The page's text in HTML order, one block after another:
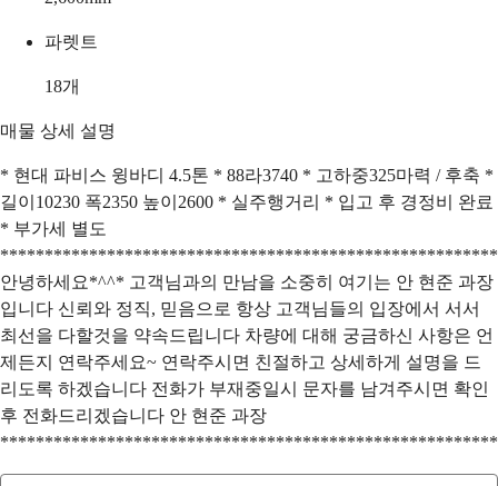
파렛트
18개
매물 상세 설명
* 현대 파비스 윙바디 4.5톤 * 88라3740 * 고하중325마력 / 후축 *
길이10230 폭2350 높이2600 * 실주행거리 * 입고 후 경정비 완료
* 부가세 별도
안녕하세요*^^* 고객님과의 만남을 소중히 여기는 안 현준 과장
입니다 신뢰와 정직, 믿음으로 항상 고객님들의 입장에서 서서
최선을 다할것을 약속드립니다 차량에 대해 궁금하신 사항은 언
제든지 연락주세요~ 연락주시면 친절하고 상세하게 설명을 드
리도록 하겠습니다 전화가 부재중일시 문자를 남겨주시면 확인
후 전화드리겠습니다 안 현준 과장